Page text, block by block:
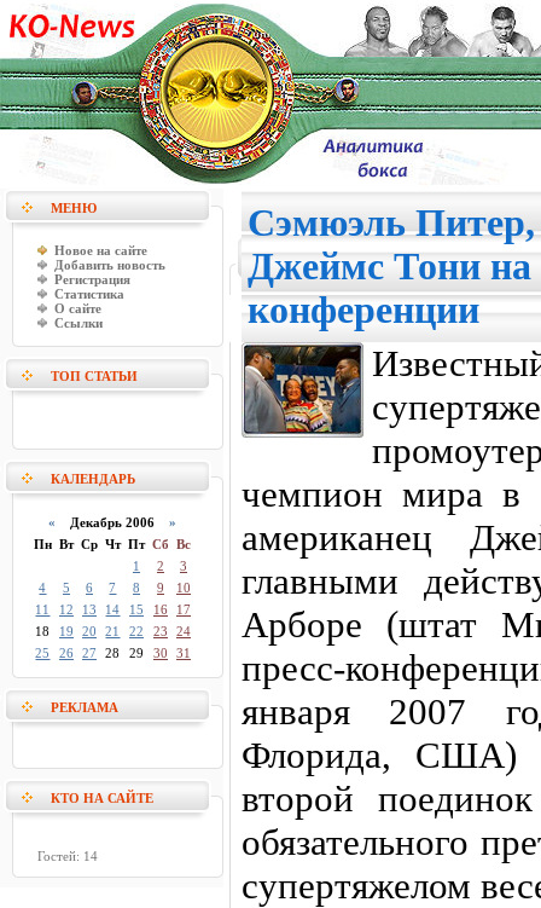
МЕНЮ
Новое на сайте
Добавить новость
Регистрация
Статистика
О сайте
Ссылки
ТОП СТАТЬИ
КАЛЕНДАРЬ
« Декабрь 2006 »
Пн Вт Ср Чт Пт Сб Вс
1
2
3
4
5 6 7 8 9
10
11
12 13 14 15 16
17
18
19 20 21 22 23
24
25
26 27 28 29 30 31
РЕКЛАМА
КТО НА САЙТЕ
Гостей: 14
Сэмюэль
Джеймс Тони на
конференции
чемпион мира в
американец
главными
Арборе (штат
пресс-
января 2007
Флорида, США)
второй
обязательного
супертяжелом